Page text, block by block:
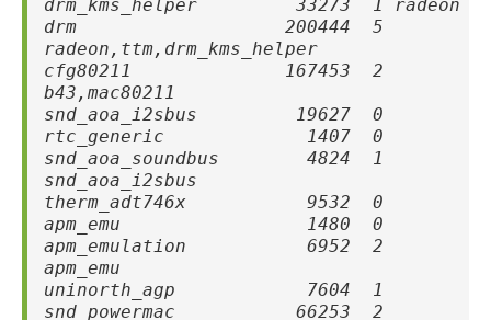
drm_kms_helper 33273 1 radeon
drm 200444 5
radeon,ttm,drm_kms_helper
cfg80211 167453 2
b43,mac80211
snd_aoa_i2sbus 19627 0
rtc_generic 1407 0
snd_aoa_soundbus 4824 1
snd_aoa_i2sbus
therm_adt746x 9532 0
apm_emu 1480 0
apm_emulation 6952 2
apm_emu
uninorth_agp 7604 1
snd_powermac 66253 2